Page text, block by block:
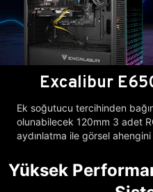
Excalibur
Ek soğutucu tercihinden
olunabilecek 120mm 3 adet
aydınlatma ile görsel
Yüksek